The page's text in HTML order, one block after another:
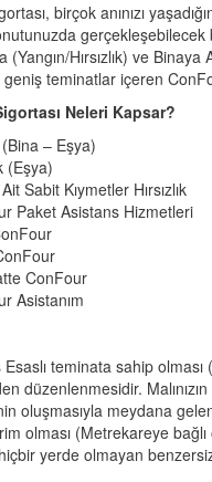
birçok anınızı
gerçekleşebilecek
(Yangın/Hırsızlık) ve
teminatlar içeren
Neleri Kapsar?
(Bina – Eşya)
(Eşya)
Sabit Kıymetler Hırsızlık
Paket Asistans Hizmetleri
ConFour
Asistanım
Esaslı teminata sahip
düzenlenmesidir.
oluşmasıyla meydana
olması (Metrekareye
yerde olmayan